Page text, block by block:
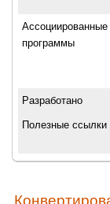
Ассоциированные
программы
Разработано
Полезные ссылки